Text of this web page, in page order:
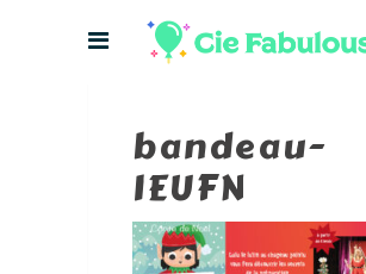
bandeau-
IEUFN